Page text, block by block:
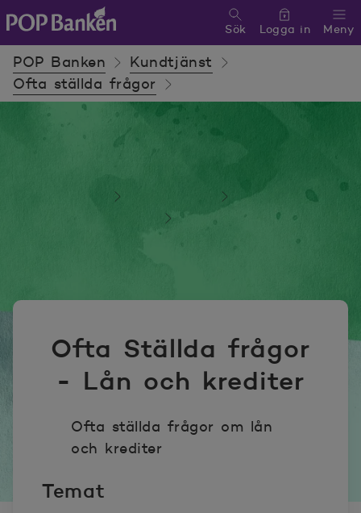
POP banken, till hemsidan
Meny
Sök Logga in
POP Banken
Kundtjänst
Ofta ställda frågor
Ofta Ställda frågor
- Lån och krediter
Ofta ställda frågor om lån
och krediter
Temat